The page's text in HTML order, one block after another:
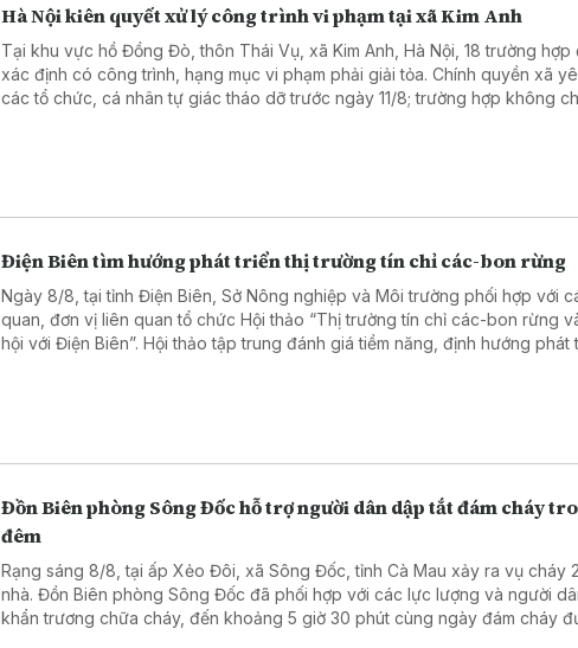
Hà Nội kiên quyết xử lý công trình vi phạm tại xã Kim Anh
Tại khu vực hồ Đồng Đò, thôn Thái Vụ, xã Kim Anh, Hà Nội, 18 trường hợp
xác định có công trình, hạng mục vi phạm phải giải tỏa. Chính quyền xã
các tổ chức, cá nhân tự giác tháo dỡ trước ngày 11/8; trường hợp không
Điện Biên tìm hướng phát triển thị trường tín chỉ các-bon rừng
Ngày 8/8, tại tỉnh Điện Biên, Sở Nông nghiệp và Môi trường phối hợp với
quan, đơn vị liên quan tổ chức Hội thảo “Thị trường tín chỉ các-bon rừng
hội với Điện Biên”. Hội thảo tập trung đánh giá tiềm năng, định hướng phát
Đồn Biên phòng Sông Đốc hỗ trợ người dân dập tắt đám cháy
đêm
Rạng sáng 8/8, tại ấp Xẻo Đôi, xã Sông Đốc, tỉnh Cà Mau xảy ra vụ cháy
nhà. Đồn Biên phòng Sông Đốc đã phối hợp với các lực lượng và người
khẩn trương chữa cháy, đến khoảng 5 giờ 30 phút cùng ngày đám cháy